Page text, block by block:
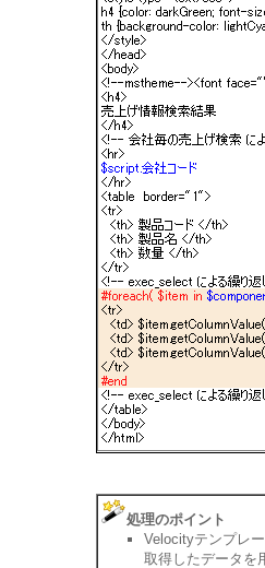
処理のポイント
Velocityテンプレ
取得したデータを